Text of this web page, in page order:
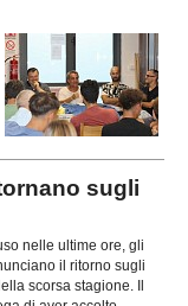
sugli
nelle ultime ore, gli
il ritorno sugli
scorsa stagione. Il